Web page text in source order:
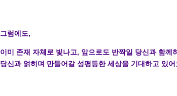
그럼에도,
이미 존재 자체로 빛나고, 앞으로도 반짝일 당신과 함께
당신과 얽히며 만들어갈 성평등한 세상을 기대하고 있어